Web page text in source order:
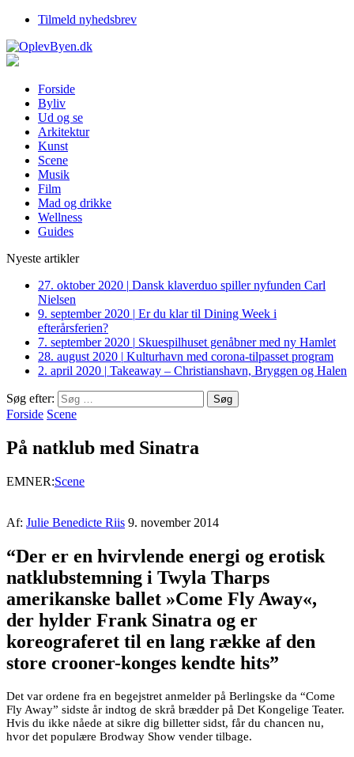
Tilmeld nyhedsbrev
Forside
Byliv
Ud og se
Arkitektur
Kunst
Scene
Musik
Film
Mad og drikke
Wellness
Guides
Nyeste artikler
27. oktober 2020 | Dansk klaverduo spiller nyfunden Carl
Nielsen
9. september 2020 | Er du klar til Dining Week i
efterårsferien?
7. september 2020 | Skuespilhuset genåbner med ny Hamlet
28. august 2020 | Kulturhavn med corona-tilpasset program
2. april 2020 | Takeaway – Christianshavn, Bryggen og Halen
Søg efter:
Forside Scene
På natklub med Sinatra
EMNER:Scene
Af: Julie Benedicte Riis 9. november 2014
“Der er en hvirvlende energi og erotisk
natklubstemning i Twyla Tharps
amerikanske ballet »Come Fly Away«,
der hylder Frank Sinatra og er
koreograferet til en lang række af den
store crooner-konges kendte hits”
Det var ordene fra en begejstret anmelder på Berlingske da “Come
Fly Away” sidste år indtog de skrå brædder på Det Kongelige Teater.
Hvis du ikke nåede at sikre dig billetter sidst, får du chancen nu,
hvor det populære Brodway Show vender tilbage.